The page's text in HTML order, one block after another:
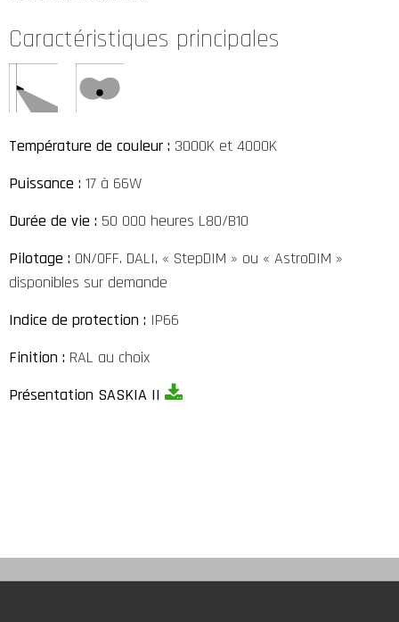
Caractéristiques principales
Température de couleur : 3000K et 4000K
Puissance : 17 à 66W
Durée de vie : 50 000 heures L80/B10
Pilotage : ON/OFF. DALI, « StepDIM » ou « AstroDIM »
disponibles sur demande
Indice de protection : IP66
Finition : RAL au choix
Présentation SASKIA II